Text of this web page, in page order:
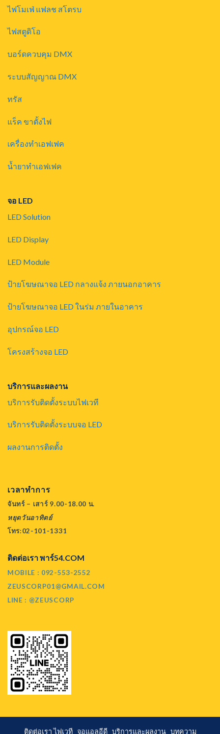
ไฟโมเฟ่ แฟลช สโตรบ
ไฟสตูดิโอ
บอร์ดควบคุม DMX
ระบบสัญญาณ DMX
ทรัส
แร็ค ขาตั้งไฟ
เครื่องทำเอฟเฟค
น้ำยาทำเอฟเฟค
จอ LED
LED Solution
LED Display
LED Module
ป้ายโฆษณาจอ LED กลางแจ้ง ภายนอกอาคาร
ป้ายโฆษณาจอ LED ในร่ม ภายในอาคาร
อุปกรณ์จอ LED
โครงสร้างจอ LED
บริการและผลงาน
บริการรับติดตั้งระบบไฟเวที
บริการรับติดตั้งระบบจอ LED
ผลงานการติดตั้ง
เวลาทำการ
จันทร์ – เสาร์ 9.00-18.00 น.
หยุดวันอาทิตย์
โทร:02-101-1331
ติดต่อเรา พาร์54.COM
MOBILE : 092-553-2552
ZEUSCORP01@GMAIL.COM
LINE : @ZEUSCORP
ติดต่อเราไฟเวที จอแอลอีดี บริการและผลงาน บทความ